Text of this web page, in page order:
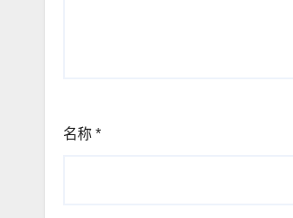
名称 *